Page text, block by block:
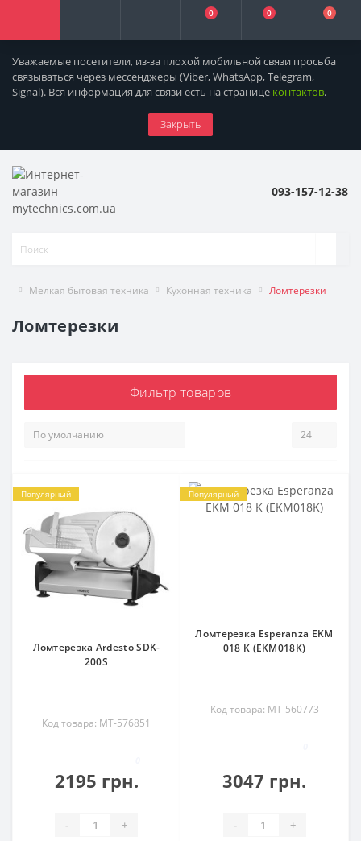
Уважаемые посетители, из-за плохой мобильной связи просьба
связываться через мессенджеры (Viber, WhatsApp, Telegram,
Signal). Вся информация для связи есть на странице контактов.
Закрыть
0 0 0
093-157-12-38
Мелкая бытовая техника Кухонная техника Ломтерезки
Ломтерезки
Фильтр товаров
Популярный
Ломтерезка Ardesto SDK-
200S
Код товара: MT-576851
2195 грн.
- +
Популярный
Ломтерезка Esperanza EKM
018 K (EKM018K)
Код товара: MT-560773
3047 грн.
- +